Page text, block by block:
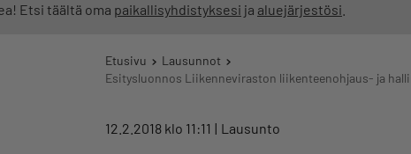
Etsi täältä oma paikallisyhdistyksesi ja aluejärjestösi
Etusivu
Lausunnot
Esitysluonnos Liikenneviraston liikenteenohjaus- ja
12.2.2018 klo 11:11 Lausunto